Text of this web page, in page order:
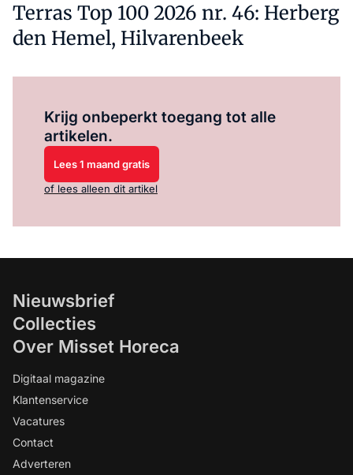
Terras Top 100 2026 nr. 46: Herberg
den Hemel, Hilvarenbeek
Krijg onbeperkt toegang tot alle
artikelen.
Lees 1 maand gratis
of lees alleen dit artikel
Nieuwsbrief
Collecties
Over Misset Horeca
Digitaal magazine
Klantenservice
Vacatures
Contact
Adverteren